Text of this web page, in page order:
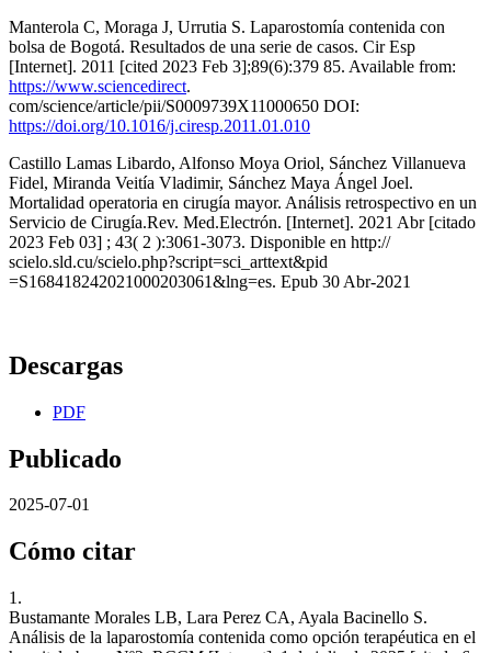
Manterola C, Moraga J, Urrutia S. Laparostomía contenida con
bolsa de Bogotá. Resultados de una serie de casos. Cir Esp
[Internet]. 2011 [cited 2023 Feb 3];89(6):379 85. Available from:
https://www.sciencedirect.
com/science/article/pii/S0009739X11000650 DOI:
https://doi.org/10.1016/j.ciresp.2011.01.010
Castillo Lamas Libardo, Alfonso Moya Oriol, Sánchez Villanueva
Fidel, Miranda Veitía Vladimir, Sánchez Maya Ángel Joel.
Mortalidad operatoria en cirugía mayor. Análisis retrospectivo en un
Servicio de Cirugía.Rev. Med.Electrón. [Internet]. 2021 Abr [citado
2023 Feb 03] ; 43( 2 ):3061-3073. Disponible en http://
scielo.sld.cu/scielo.php?script=sci_arttext&pid
=S168418242021000203061&lng=es. Epub 30 Abr-2021
Descargas
PDF
Publicado
2025-07-01
Cómo citar
1.
Bustamante Morales LB, Lara Perez CA, Ayala Bacinello S.
Análisis de la laparostomía contenida como opción terapéutica en el